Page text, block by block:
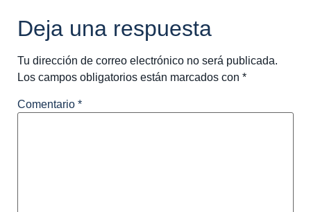
Deja una respuesta
Tu dirección de correo electrónico no será publicada.
Los campos obligatorios están marcados con *
Comentario *